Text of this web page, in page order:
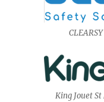
CLEARSY
King Jouet